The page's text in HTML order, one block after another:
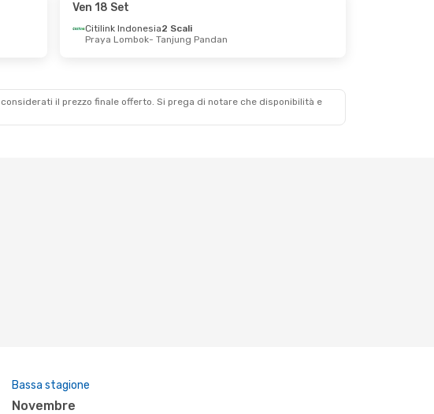
- Giacarta
Ven 18 Set
Citilink Indonesia2 Scali
Praya Lombok- Tanjung Pandan
il ​​prezzo finale offerto. Si prega di notare che disponibilità e
Bassa stagione
novembre